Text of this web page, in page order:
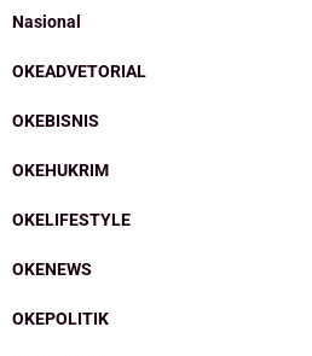
Nasional
OKEADVETORIAL
OKEBISNIS
OKEHUKRIM
OKELIFESTYLE
OKENEWS
OKEPOLITIK